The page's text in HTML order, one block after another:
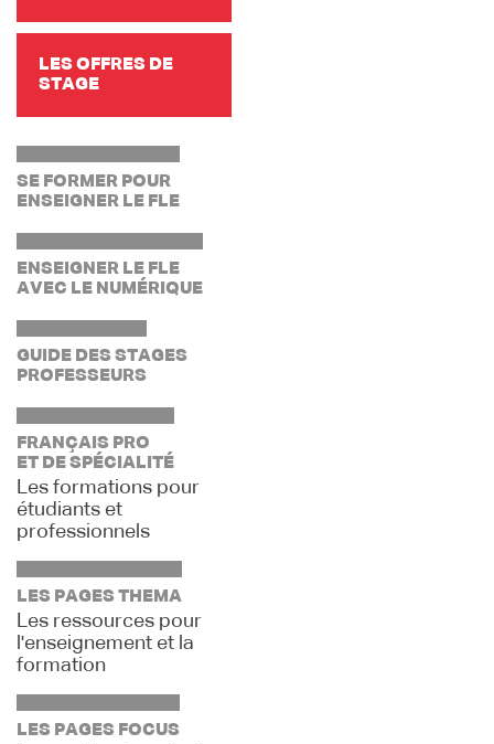
LES OFFRES DE
STAGE
SE FORMER POUR
ENSEIGNER LE FLE
ENSEIGNER LE FLE
AVEC LE NUMÉRIQUE
GUIDE DES STAGES
PROFESSEURS
FRANÇAIS PRO
ET DE SPÉCIALITÉ
Les formations pour
étudiants et
professionnels
LES PAGES THEMA
Les ressources pour
l'enseignement et la
formation
LES PAGES FOCUS